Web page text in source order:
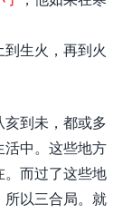
生火，再到火
到未，都或多
活中。这些地方
。而过了这些地
所以三合局。就